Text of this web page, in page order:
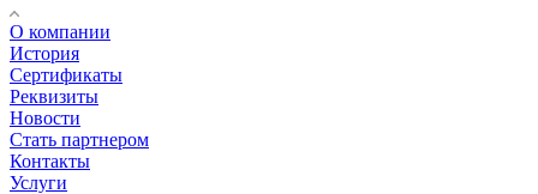
О компании
История
Сертификаты
Реквизиты
Новости
Стать партнером
Контакты
Услуги